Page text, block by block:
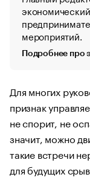
мероприятий.
Подробнее про
Для многих
признак
не спорит, не
значит, можно
такие встречи
для будущих